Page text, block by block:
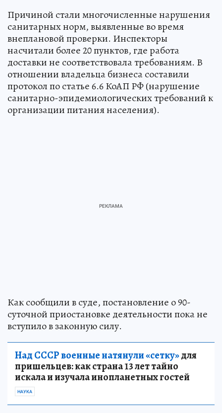
Причиной стали многочисленные нарушения
санитарных норм, выявленные во время
внеплановой проверки. Инспекторы
насчитали более 20 пунктов, где работа
доставки не соответствовала требованиям. В
отношении владельца бизнеса составили
протокол по статье 6.6 КоАП РФ (нарушение
санитарно-эпидемиологических требований к
организации питания населения).
Как сообщили в суде, постановление о 90-
суточной приостановке деятельности пока не
вступило в законную силу.
Над СССР военные натянули «сетку»для
пришельцев: как страна 13 лет тайно
искала и изучала инопланетных гостей
НАУКА